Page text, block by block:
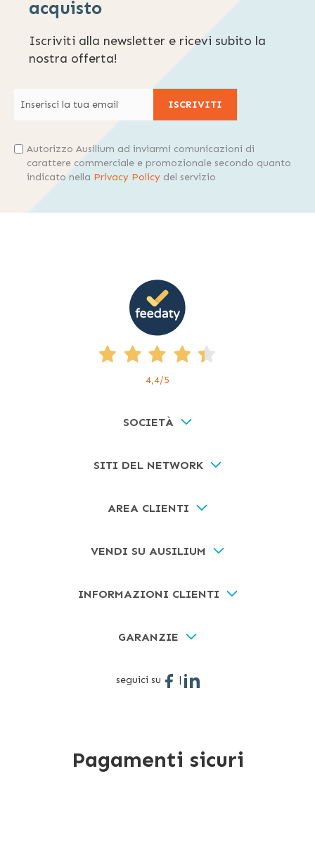
acquisto
Iscriviti alla newsletter e ricevi subito la
nostra offerta!
ISCRIVITI
Autorizzo Ausilium ad inviarmi comunicazioni di
carattere commerciale e promozionale secondo quanto
indicato nella Privacy Policy del servizio
4,4/5
SOCIETÀ
SITI DEL NETWORK
AREA CLIENTI
VENDI SU AUSILIUM
INFORMAZIONI CLIENTI
GARANZIE
seguici su |
Pagamenti sicuri